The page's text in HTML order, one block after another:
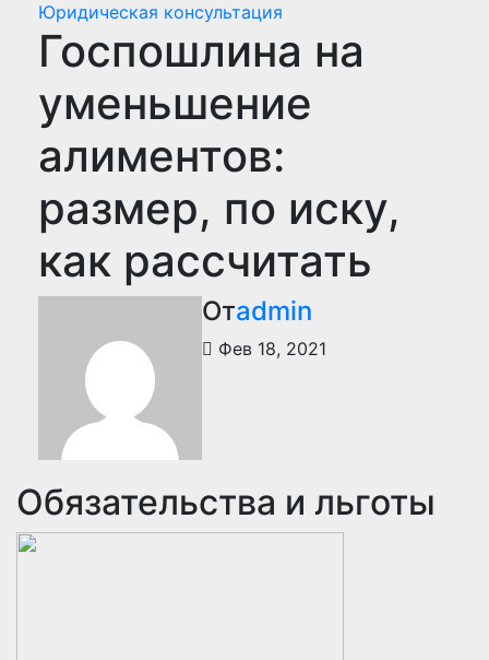
Юридическая консультация
Госпошлина на
уменьшение
алиментов:
размер, по иску,
как рассчитать
Отadmin
Фев 18, 2021
Обязательства и льготы